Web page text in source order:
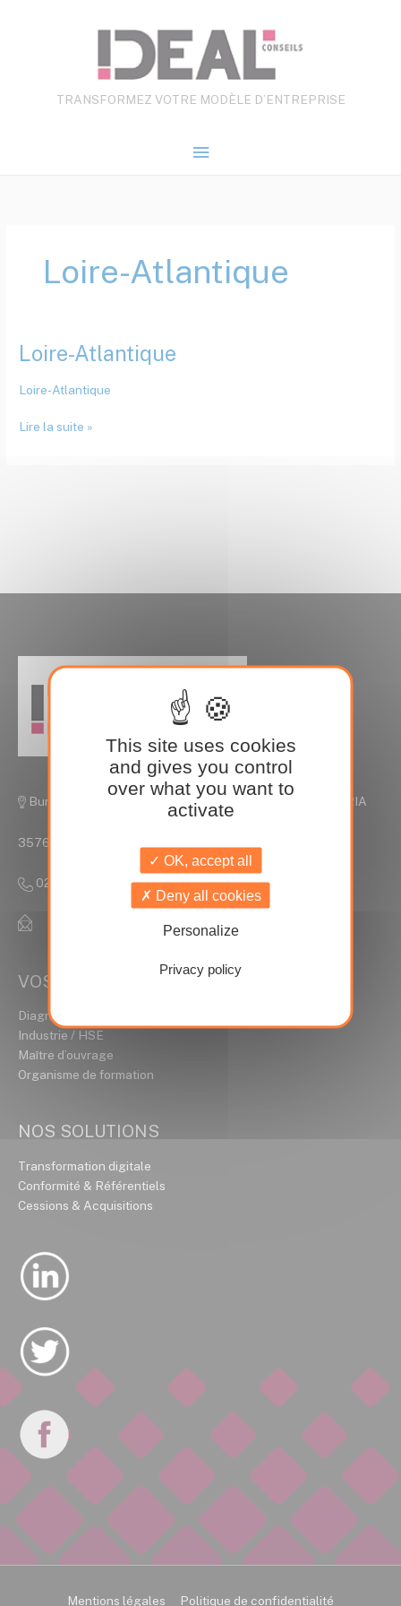
TRANSFORMEZ VOTRE MODÈLE D’ENTREPRISE
principal
Loire-Atlantique
Loire-Atlantique
Loire-Atlantique
Loire-
Lire la suite »
Bureaux de Rennes, Parc Edonia Rue de la Terre VICTORIA
35760 Saint Grégoire
02 90 09 35 15
contact@ideal-conseils.fr
VOS MÉTIERS
Diagnostiqueur Immobilier
Industrie / HSE
Maître d’ouvrage
Organisme de formation
NOS SOLUTIONS
Transformation digitale
Conformité & Référentiels
Cessions & Acquisitions
Mentions légales Politique de confidentialité
This site uses cookies
and gives you control
over what you want to
activate
OK, accept all
Deny all cookies
Personalize
Privacy policy